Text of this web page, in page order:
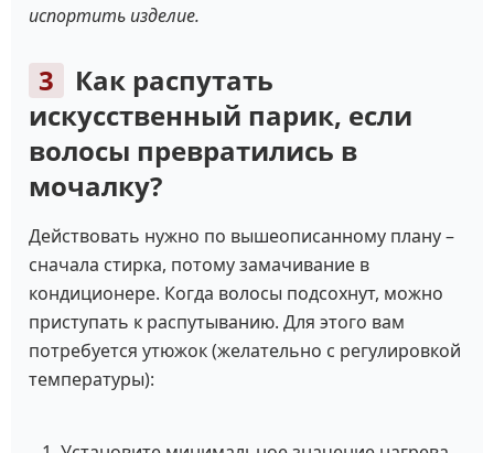
испортить изделие.
Как распутать
искусственный парик, если
волосы превратились в
мочалку?
Действовать нужно по вышеописанному плану –
сначала стирка, потому замачивание в
кондиционере. Когда волосы подсохнут, можно
приступать к распутыванию. Для этого вам
потребуется утюжок (желательно с регулировкой
температуры):